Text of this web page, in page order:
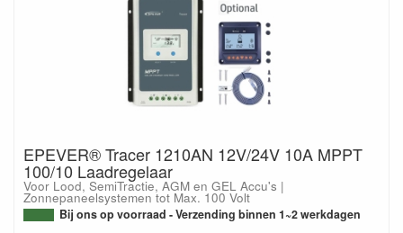
EPEVER® Tracer 1210AN 12V/24V 10A MPPT
100/10 Laadregelaar
Voor Lood, SemiTractie, AGM en GEL Accu's |
Zonnepaneelsystemen tot Max. 100 Volt
Bij ons op voorraad - Verzending binnen 1~2 werkdagen